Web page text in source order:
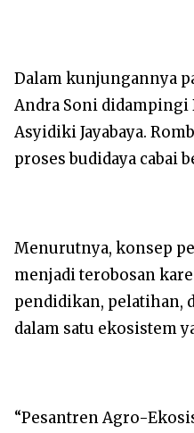
Dalam kunjungannya
Andra Soni didampingi
Asyidiki Jayabaya.
proses budidaya cabai
Menurutnya, konsep
menjadi terobosan
pendidikan, pelatihan,
dalam satu ekosistem
“Pesantren Agro-